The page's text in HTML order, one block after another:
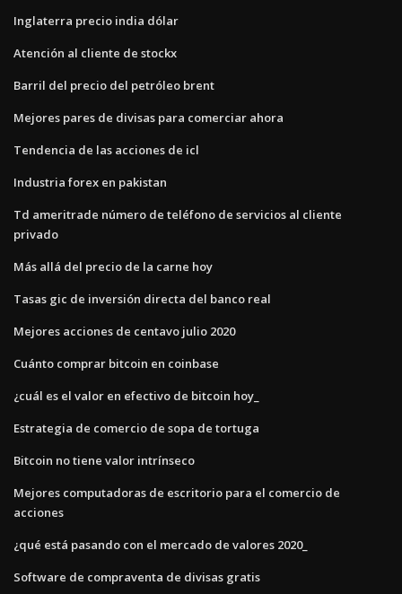
Inglaterra precio india dólar
Atención al cliente de stockx
Barril del precio del petróleo brent
Mejores pares de divisas para comerciar ahora
Tendencia de las acciones de icl
Industria forex en pakistan
Td ameritrade número de teléfono de servicios al cliente
privado
Más allá del precio de la carne hoy
Tasas gic de inversión directa del banco real
Mejores acciones de centavo julio 2020
Cuánto comprar bitcoin en coinbase
¿cuál es el valor en efectivo de bitcoin hoy_
Estrategia de comercio de sopa de tortuga
Bitcoin no tiene valor intrínseco
Mejores computadoras de escritorio para el comercio de
acciones
¿qué está pasando con el mercado de valores 2020_
Software de compraventa de divisas gratis